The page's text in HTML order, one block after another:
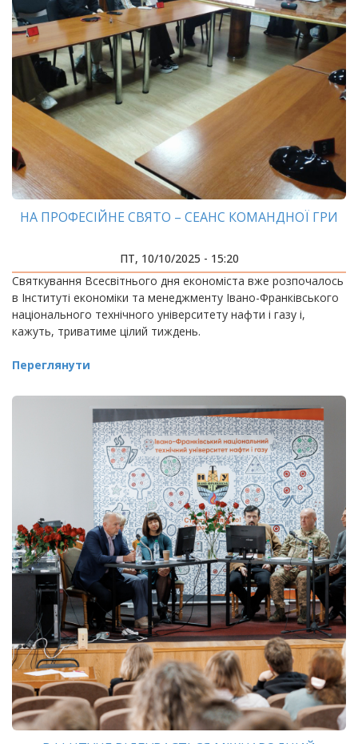
НА ПРОФЕСІЙНЕ СВЯТО – СЕАНС КОМАНДНОЇ ГРИ
ПТ, 10/10/2025 - 15:20
Святкування Всесвітнього дня економіста вже розпочалось
в Інституті економіки та менеджменту Івано-Франківського
національного технічного університету нафти і газу і,
кажуть, триватиме цілий тиждень.
Переглянути